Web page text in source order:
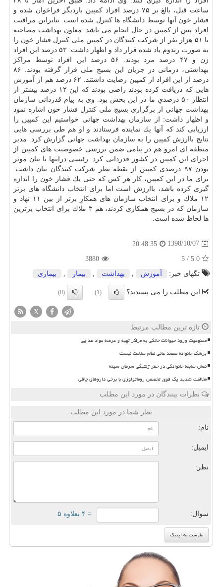
ساعت قبل، بالغ بر ۷۵ درصد افراد كمپین باردیگر فراخوان شده و
فشار خون آنها توسط دانشگاه ها كنترل شده است. بنابراین مراقبت
افراد پس از كمپین در حال انجام می باشد. معاون بهداشت مصاحبه
با ۵۱ هزار نفر از شركت كنندگان در كمپین ملی كنترل فشار خون را
به صورت رندوم یاد شده قرار داد و اظهار داشت: ۵۳ درصد این افراد
زن و ۴۷ درصد مرد بودند. ۵۶ درصد این افراد توسط مراكز
بهداشتی، درمانی در جریان این بسیج ملی قرار گرفته بودند. ۸۶
درصد از این افراد از كمپین رضایت داشتند. ۶۲ درصد هم از
آموزش
هایی كه دریافت كرده بودند راضی بودند كه این ۱۲ درصد بیشتر از
انتظار ۵۰ درصدیِ ما در این بخش بود. وی به پیام قدردانی سازمان
بهداشت جهانی از برگزاری بسیج ملی كنترل فشار خون اشاره نمود
و اظهار داشت: از سازمان بهداشت جهانی خواستیم این كمپین را
ارزیابی كند كه آنها یك نماینده فرستادند و او هم طی بررسی هایی
نتایج باارزش كمپین را به سازمان بهداشت جهانی گزارش كرد. مدیر
منطقه ای امرو هم در پیامی ضمن بررسی خصوصیت های كمپین از
اجرای این كمپین در كشور قدردانی كرد. رئیسی درانتها با بیان موثر
بودن ۹۷ درصدی كمپین از نقطه نظر شركت كنندگان بیان داشت:
برای ما در این كمپین، كار هر كس كه حتی یك فشار خون را اندازه
گیری كرده باشد، باارزش است اما برای انتخاب دانشگاه های برتر
۱۲ ملاك و برای انتخاب سازمان های همكارِ برتر از بین ۱۱ نهاد و
سازمان كه در بسیج همكاری كردند، هم ۳ ملاك برای انتخاب برترین
ها لحاظ شده است.
1398/10/07
20:48:35
5.0
/
5
3880
تگهای خبر:
آموزش بهداشت بیمار بیماری
این مطلب را می پسندید؟ (1)
(0)
X
تازه ترین مطالب مرتبط
ممنوعیت ورود حیوانات خانگی به مراکز تهیه و عرضه مواد غذایی
پزشک خانواده مقصد غائی نظام سلامت نیست
نقش سابقه خانوادگی در خطر ژنتیکی سرطان سینه
مخالفت شدید یک فوق تخصص روماتولوژی با برخی داروهای چاقی
نظرات بینندگان در مورد این مطلب
نظر شما در مورد این مطلب
نام:
ایمیل:
نظر:
سوال: = ۴ بعلاوه ۵